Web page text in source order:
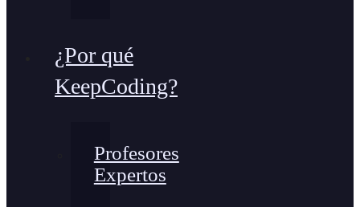
¿Por qué
KeepCoding?
Profesores
Expertos